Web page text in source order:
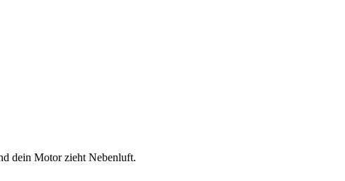
dein Motor zieht Nebenluft.